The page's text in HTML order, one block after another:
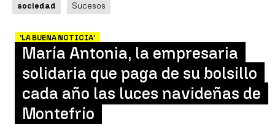
sociedad Sucesos
'LA BUENA NOTICIA'
María Antonia, la empresaria
solidaria que paga de su bolsillo
cada año las luces navideñas de
Montefrío